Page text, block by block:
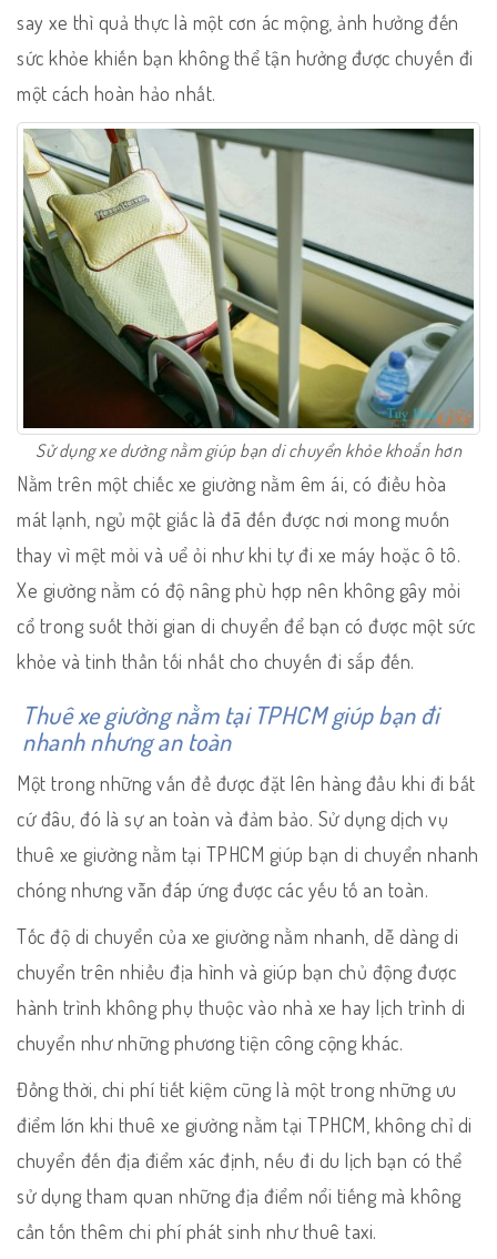
say xe thì quả thực là một cơn ác mộng, ảnh hưởng đến
sức khỏe khiến bạn không thể tận hưởng được chuyến đi
một cách hoàn hảo nhất.
Sử dụng xe dường nằm giúp bạn di chuyển khỏe khoắn hơn
Nằm trên một chiếc xe giường nằm êm ái, có điều hòa
mát lạnh, ngủ một giấc là đã đến được nơi mong muốn
thay vì mệt mỏi và uể ỏi như khi tự đi xe máy hoặc ô tô.
Xe giường nằm có độ nâng phù hợp nên không gây mỏi
cổ trong suốt thời gian di chuyển để bạn có được một sức
khỏe và tinh thần tối nhất cho chuyến đi sắp đến.
Thuê xe giường nằm tại TPHCM giúp bạn đi
nhanh nhưng an toàn
Một trong những vấn đề được đặt lên hàng đầu khi đi bất
cứ đâu, đó là sự an toàn và đảm bảo. Sử dụng dịch vụ
thuê xe giường nằm tại TPHCM giúp bạn di chuyển nhanh
chóng nhưng vẫn đáp ứng được các yếu tố an toàn.
Tốc độ di chuyển của xe giường nằm nhanh, dễ dàng di
chuyển trên nhiều địa hình và giúp bạn chủ động được
hành trình không phụ thuộc vào nhà xe hay lịch trình di
chuyển như những phương tiện công cộng khác.
Đồng thời, chi phí tiết kiệm cũng là một trong những ưu
điểm lớn khi thuê xe giường nằm tại TPHCM, không chỉ di
chuyển đến địa điểm xác định, nếu đi du lịch bạn có thể
sử dụng tham quan những địa điểm nổi tiếng mà không
cần tốn thêm chi phí phát sinh như thuê taxi.